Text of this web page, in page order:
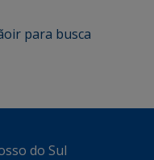
ir para busca
do Sul